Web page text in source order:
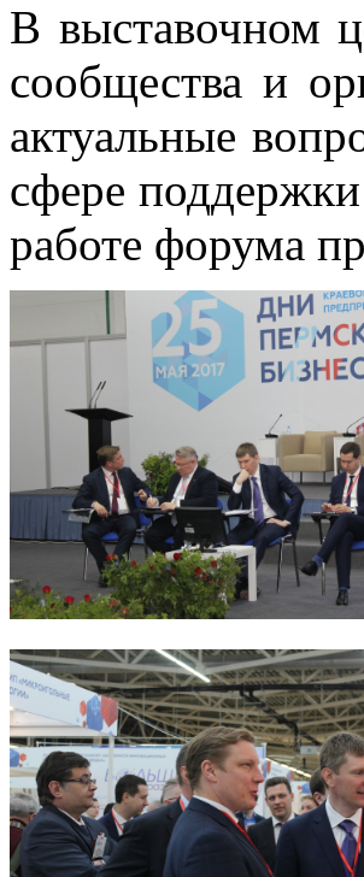
В выставочном
сообщества и
актуальные
сфере
работе форума